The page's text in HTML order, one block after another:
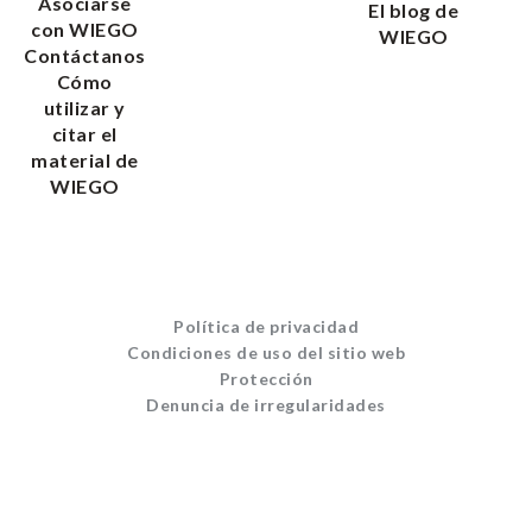
con WIEGO
Contáctanos
Cómo
utilizar y
citar el
material de
WIEGO
El blog de
WIEGO
Política de privacidad
Condiciones de uso del sitio web
Protección
Denuncia de irregularidades